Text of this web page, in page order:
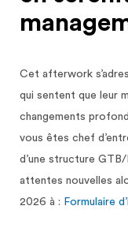
Cet afterwork
qui sentent que leur
changements
vous êtes chef
d’une structure
attentes nouvelles
2026 à : Formulaire